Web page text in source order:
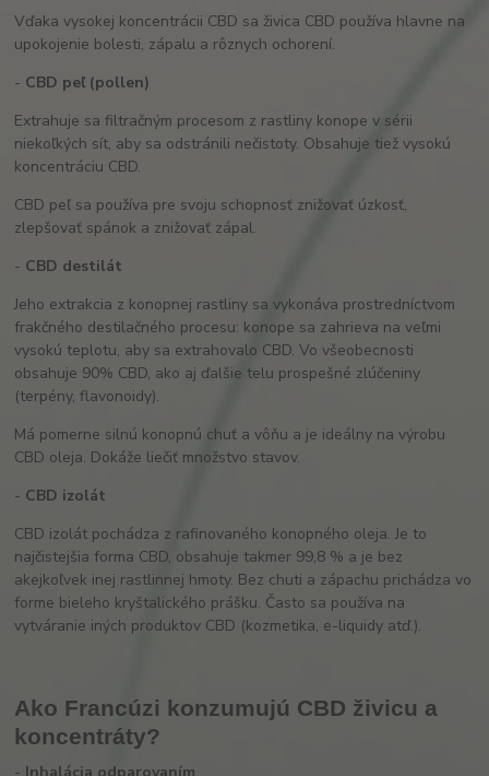
Vďaka vysokej koncentrácii CBD sa živica CBD používa hlavne na
upokojenie bolesti, zápalu a rôznych ochorení.
- CBD peľ (pollen)
Extrahuje sa filtračným procesom z rastliny konope v sérii
niekoľkých sít, aby sa odstránili nečistoty. Obsahuje tiež vysokú
koncentráciu CBD.
CBD peľ sa používa pre svoju schopnosť znižovať úzkosť,
zlepšovať spánok a znižovať zápal.
- CBD destilát
Jeho extrakcia z konopnej rastliny sa vykonáva prostredníctvom
frakčného destilačného procesu: konope sa zahrieva na veľmi
vysokú teplotu, aby sa extrahovalo CBD. Vo všeobecnosti
obsahuje 90% CBD, ako aj ďalšie telu prospešné zlúčeniny
(terpény, flavonoidy).
Má pomerne silnú konopnú chuť a vôňu a je ideálny na výrobu
CBD oleja. Dokáže liečiť množstvo stavov.
- CBD izolát
CBD izolát pochádza z rafinovaného konopného oleja. Je to
najčistejšia forma CBD, obsahuje takmer 99,8 % a je bez
akejkoľvek inej rastlinnej hmoty. Bez chuti a zápachu prichádza vo
forme bieleho kryštalického prášku. Často sa používa na
vytváranie iných produktov CBD (kozmetika, e-liquidy atď.).
Ako Francúzi konzumujú CBD živicu a
koncentráty?